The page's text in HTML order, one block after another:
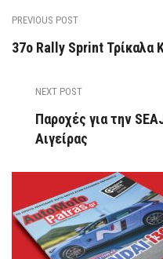
PREVIOUS POST
37ο Rally Sprint Τρίκαλα
NEXT POST
Παροχές για την
Αιγείρας